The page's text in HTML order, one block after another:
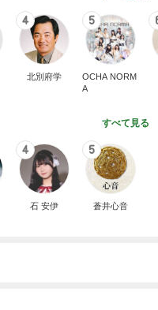
4
北別府学
5
OCHA NORM
A
すべて見る
4
石 安伊
5
蒼井心音